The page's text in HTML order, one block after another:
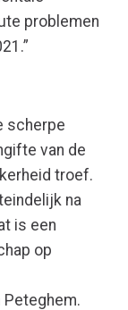
problemen
scherpe
van de
troef.
na
is een
op
Peteghem.